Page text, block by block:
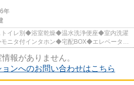
年
イレ別◆浴室乾燥◆温水洗浄便座◆室内洗濯
ニタ付インタホン◆宅配BOX◆エレベータ完
報がありません。
ンへのお問い合わせはこちら